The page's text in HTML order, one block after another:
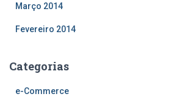
Março 2014
Fevereiro 2014
Categorias
e-Commerce